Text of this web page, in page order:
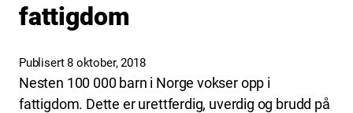
fattigdom
Publisert 8 oktober, 2018
Nesten 100 000 barn i Norge vokser opp i
fattigdom. Dette er urettferdig, uverdig og brudd på